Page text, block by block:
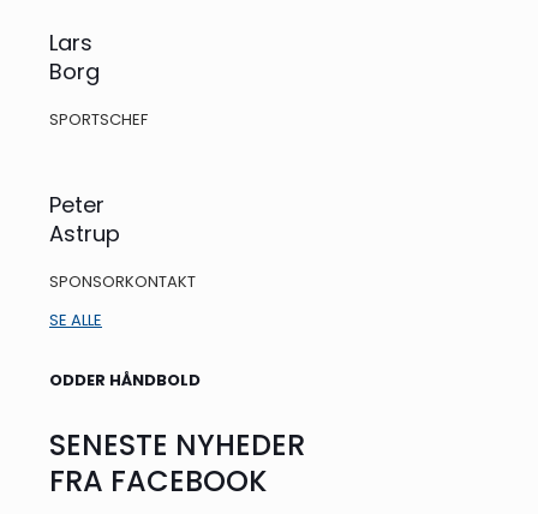
Lars
Borg
SPORTSCHEF
Peter
Astrup
SPONSORKONTAKT
SE ALLE
ODDER HÅNDBOLD
SENESTE NYHEDER
FRA FACEBOOK